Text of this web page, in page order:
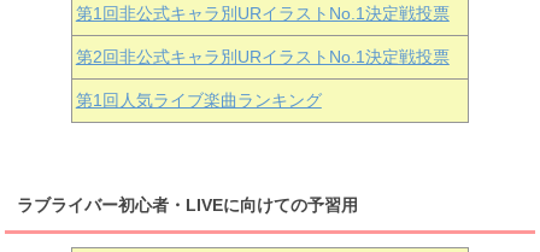
第1回非公式キャラ別URイラストNo.1決定戦投票
第2回非公式キャラ別URイラストNo.1決定戦投票
第1回人気ライブ楽曲ランキング
ラブライバー初心者・LIVEに向けての予習用